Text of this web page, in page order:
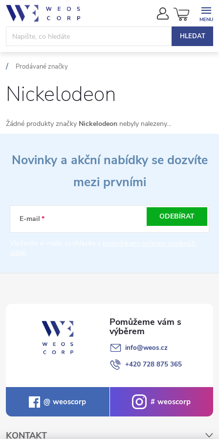
Přejít
obsah
HLEDAT
NÁKUPNÍ
KOŠÍK
Prodávané značky
Nickelodeon
Žádné produkty značky Nickelodeon nebyly nalezeny...
í
Novinky a akční nabídky se dozvíte
mezi prvními
E-mail ODEBÍRAT
info@weos.cz
+420 728 875 365
weoscorp weoscorp
KONTAKT